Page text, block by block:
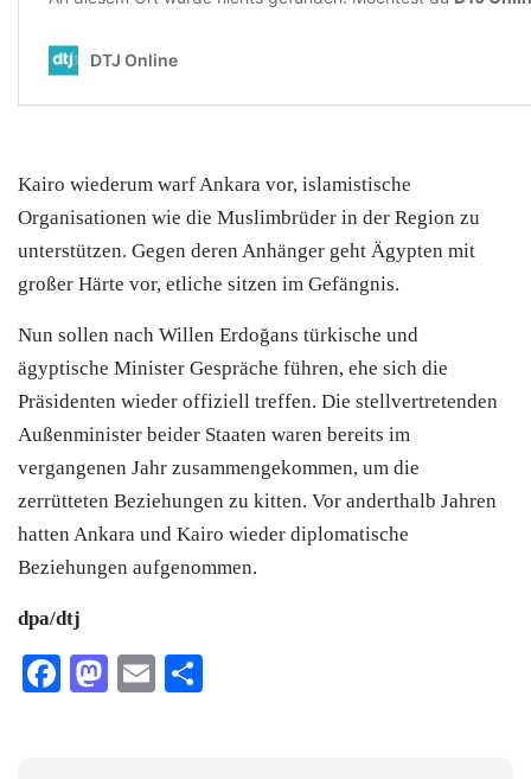
Kairo wiederum warf Ankara vor, islamistische
Organisationen wie die Muslimbrüder in der Region zu
unterstützen. Gegen deren Anhänger geht Ägypten mit
großer Härte vor, etliche sitzen im Gefängnis.
Nun sollen nach Willen Erdoğans türkische und
ägyptische Minister Gespräche führen, ehe sich die
Präsidenten wieder offiziell treffen. Die stellvertretenden
Außenminister beider Staaten waren bereits im
vergangenen Jahr zusammengekommen, um die
zerrütteten Beziehungen zu kitten. Vor anderthalb Jahren
hatten Ankara und Kairo wieder diplomatische
Beziehungen aufgenommen.
dpa/dtj
Facebook
Mastodon
Email